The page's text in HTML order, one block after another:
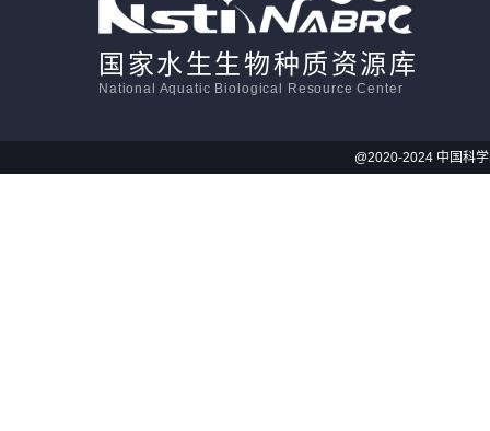
国家水生生物种质资源库
National Aquatic Biological Resource Center
@2020-2024 中国科